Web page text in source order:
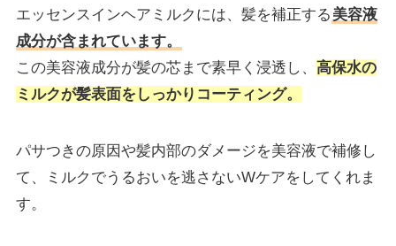
エッセンスインヘアミルクには、髪を補正する 美容液
成分が含まれています。
この美容液成分が髪の芯まで素早く浸透し、 高保水の
ミルクが髪表面をしっかりコーティング。
パサつきの原因や髪内部のダメージを美容液で補修し
て、ミルクでうるおいを逃さないWケアをしてくれま
す。